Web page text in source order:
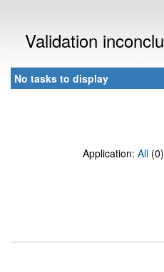
Validation
No tasks to display
Application: All